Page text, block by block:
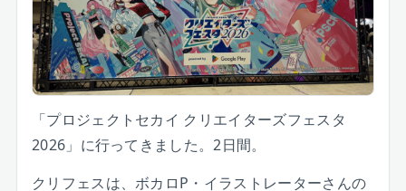
「プロジェクトセカイ クリエイターズフェスタ
2026」に行ってきました。2日間。
クリフェスは、ボカロP・イラストレーターさんの